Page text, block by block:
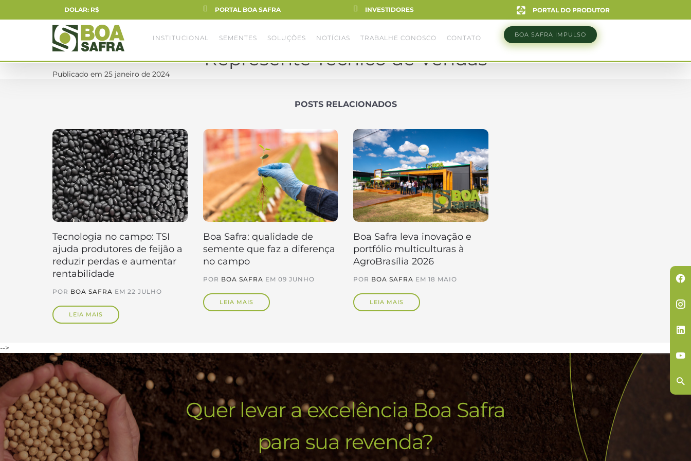
DOLAR: R$ PORTAL BOA SAFRA INVESTIDORES PORTAL DO PRODUTOR
INSTITUCIONAL SEMENTES SOLUÇÕES NOTÍCIAS TRABALHE CONOSCO CONTATO BOA SAFRA IMPULSO
Represente Técnico de Vendas
Publicado em 25 janeiro de 2024
POSTS RELACIONADOS
Tecnologia no campo: TSI
ajuda produtores de feijão a
reduzir perdas e aumentar
rentabilidade
POR BOA SAFRA EM 22 JULHO
LEIA MAIS
Boa Safra: qualidade de
semente que faz a diferença
no campo
POR BOA SAFRA EM 09 JUNHO
LEIA MAIS
Boa Safra leva inovação e
portfólio multiculturas à
AgroBrasília 2026
POR BOA SAFRA EM 18 MAIO
LEIA MAIS
-->
Quer levar a excelência Boa Safra
para sua revenda?